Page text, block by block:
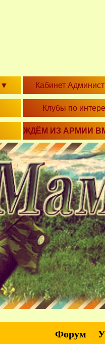
▼ Кабинет
Клубы по
ЖДЁМ ИЗ АРМИИ
Форум